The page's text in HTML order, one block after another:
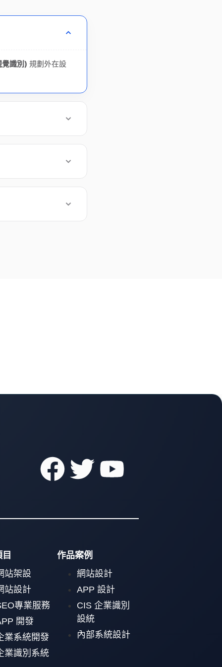
識別) 規劃外在設
站架設
站設計
專業服務
開發
業系統開發
業識別系統
作品案例
網站設計
APP 設計
CIS 企業識別
設統
內部系統設計